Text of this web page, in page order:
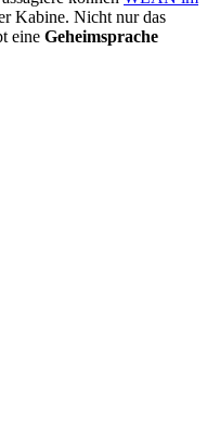
Kabine. Nicht nur das
eine Geheimsprache